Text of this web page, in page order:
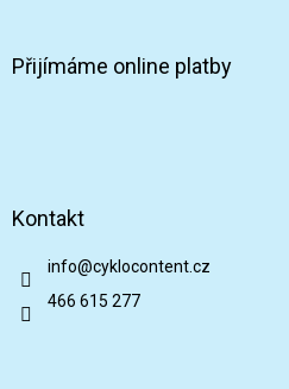
Přijímáme online platby
Kontakt
info@cyklocontent.cz
466 615 277